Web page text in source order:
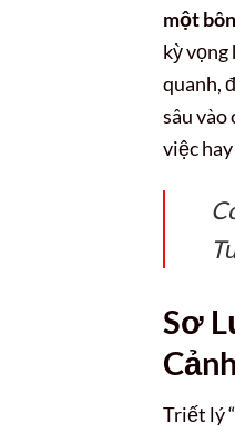
một
kỳ vọng
quanh,
sâu vào
việc
Sơ
Triết lý